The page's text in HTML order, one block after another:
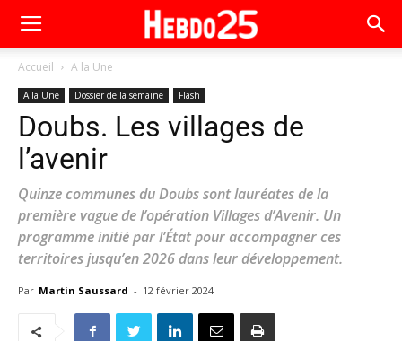
Accueil A la Une
A la Une Dossier de la semaine Flash
Doubs. Les villages de
l’avenir
Quinze communes du Doubs sont lauréates de la
première vague de l’opération Villages d’Avenir. Un
programme initié par l’État pour accompagner ces
territoires jusqu’en 2026 dans leur développement.
Par Martin Saussard - 12 février 2024